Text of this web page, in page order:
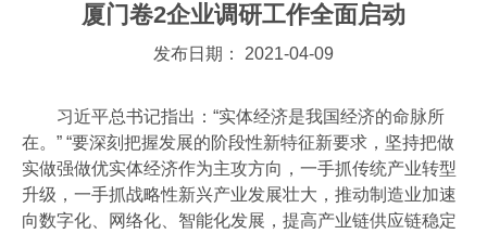
省级政策
地方政策
工业文化
工业视频
会员风采
厦门卷2企业调研工作全面启动
发布日期： 2021-04-09
习近平总书记指出：“实体经济是我国经济的命脉所
在。” “要深刻把握发展的阶段性新特征新要求，坚持把做
实做强做优实体经济作为主攻方向，一手抓传统产业转型
升级，一手抓战略性新兴产业发展壮大，推动制造业加速
向数字化、网络化、智能化发展，提高产业链供应链稳定